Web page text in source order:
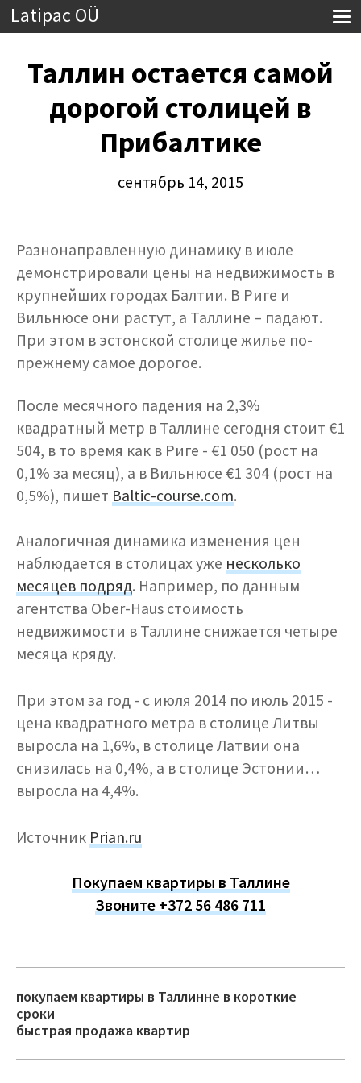
Latipac OÜ
Таллин остается самой
дорогой столицей в
Прибалтике
сентябрь 14, 2015
Разнонаправленную динамику в июле
демонстрировали цены на недвижимость в
крупнейших городах Балтии. В Риге и
Вильнюсе они растут, а Таллине – падают.
При этом в эстонской столице жилье по-
прежнему самое дорогое.
После месячного падения на 2,3%
квадратный метр в Таллине сегодня стоит €1
504, в то время как в Риге - €1 050 (рост на
0,1% за месяц), а в Вильнюсе €1 304 (рост на
0,5%), пишет Baltic-course.com.
Аналогичная динамика изменения цен
наблюдается в столицах уже несколько
месяцев подряд. Например, по данным
агентства Ober-Haus стоимость
недвижимости в Таллине снижается четыре
месяца кряду.
При этом за год - с июля 2014 по июль 2015 -
цена квадратного метра в столице Литвы
выросла на 1,6%, в столице Латвии она
снизилась на 0,4%, а в столице Эстонии…
выросла на 4,4%.
Источник Prian.ru
Покупаем квартиры в Таллине
Звоните +372 56 486 711
покупаем квартиры в Таллинне в короткие
сроки
быстрая продажа квартир